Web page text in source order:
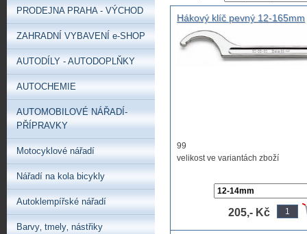
Hákový klíč pevný 12-165mm
BETA 99, klíč zahnutý pro
kruhové matice KM s
klíč pro matice UNI/ISO 2982,
99
velikost ve variantách zboží
Detaily v záložce "více informací"
205,- Kč
PRODEJNA PRAHA - VÝCHOD
ZAHRADNÍ VYBAVENÍ e-SHOP
AUTODÍLY - AUTODOPLŇKY
AUTOCHEMIE
AUTOMOBILOVÉ NÁŘADÍ-
PŘÍPRAVKY
Motocyklové nářadí
Nářadí na kola bicykly
Autoklempířské nářadí
Barvy‚ tmely‚ nástřiky